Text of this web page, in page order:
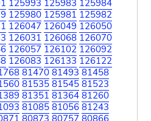
125993 125983 125984
125980 125981 125982
126047 126049 126050
126031 126068 126070
126057 126102 126092
126083 126133 126122
81470 81493 81458
81535 81545 81523
81351 81364 81260
81085 81056 81243
80873 80757 80866